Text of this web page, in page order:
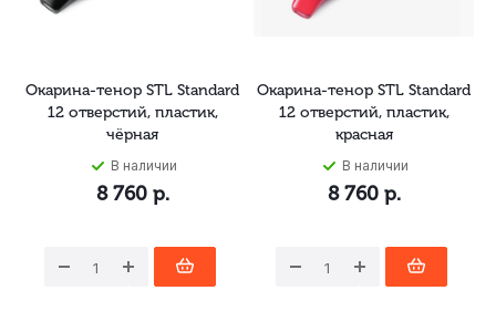
Окарина-тенор STL Standard
12 отверстий, пластик,
чёрная
В наличии
8 760р.
Окарина-тенор STL Standard
12 отверстий, пластик,
красная
В наличии
8 760р.